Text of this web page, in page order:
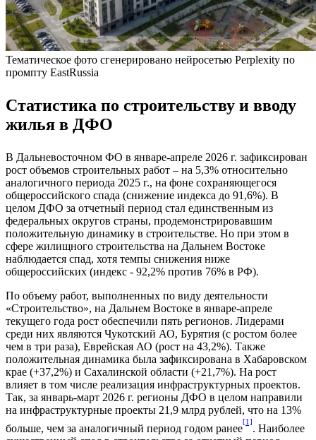
Тематическое фото сгенерировано нейросетью Perplexity по
промпту EastRussia
Статистика по строительству и вводу
жилья в ДФО
В Дальневосточном ФО в январе-апреле 2026 г. зафиксирован
рост объемов строительных работ – на 5,3% относительно
аналогичного периода 2025 г., на фоне сохраняющегося
общероссийского спада (снижение индекса до 91,6%). В
целом ДФО за отчетный период стал единственным из
федеральных округов страны, продемонстрировавшим
положительную динамику в строительстве. Но при этом в
сфере жилищного строительства на Дальнем Востоке
наблюдается спад, хотя темпы снижения ниже
общероссийских (индекс - 92,2% против 76% в РФ).
По объему работ, выполненных по виду деятельности
«Строительство», на Дальнем Востоке в январе-апреле
текущего года рост обеспечили пять регионов. Лидерами
среди них являются Чукотский АО, Бурятия (с ростом более
чем в три раза), Еврейская АО (рост на 43,2%). Также
положительная динамика была зафиксирована в Хабаровском
крае (+37,2%) и Сахалинской области (+21,7%). На рост
влияет в том числе реализация инфраструктурных проектов.
Так, за январь-март 2026 г. регионы ДФО в целом направили
на инфраструктурные проекты 21,9 млрд рублей, что на 13%
больше, чем за аналогичный период годом ранее
[1]
. Наиболее